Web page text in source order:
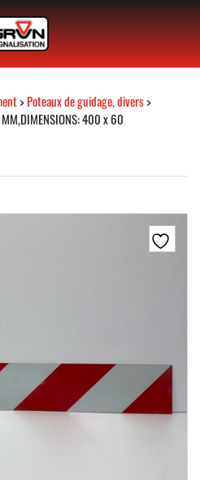
>Poteaux de guidage, divers>
MM,DIMENSIONS: 400 x 60